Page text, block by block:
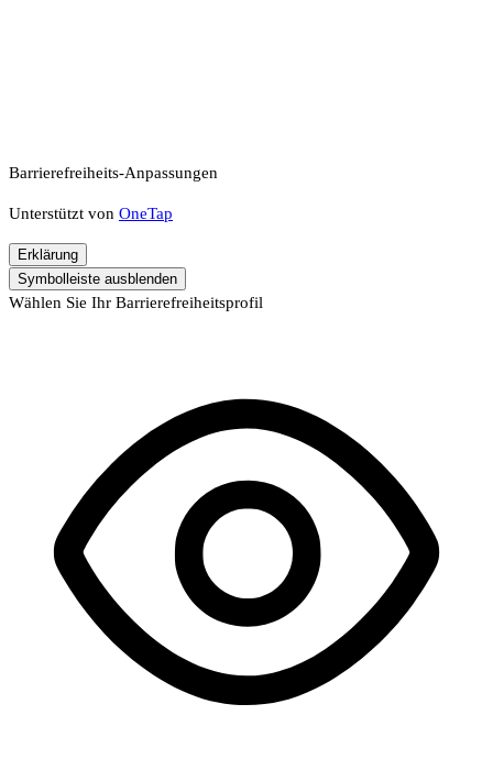
Barrierefreiheits-Anpassungen
Unterstützt von OneTap
Erklärung
Symbolleiste ausblenden
Wählen Sie Ihr Barrierefreiheitsprofil